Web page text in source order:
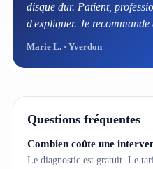
disque dur. Patient,
d'expliquer. Je recommande
Marie L. · Yverdon
Questions fréquentes
Combien coûte une
Le diagnostic est gratuit. Le